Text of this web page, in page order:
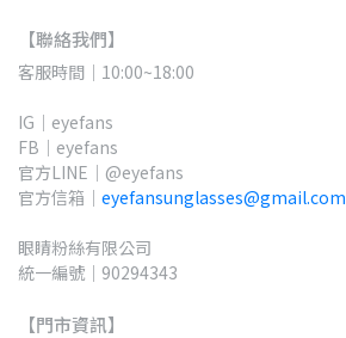
【聯絡我們】
客服時間｜10:00~18:00
IG｜eyefans
FB｜eyefans
官方LINE｜@eyefans
官方信箱｜ eyefansunglasses@gmail.com
眼睛粉絲有限公司
統一編號｜90294343
【門市資訊】